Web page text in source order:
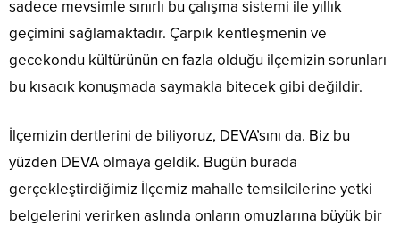
sadece mevsimle sınırlı bu çalışma sistemi ile yıllık
geçimini sağlamaktadır. Çarpık kentleşmenin ve
gecekondu kültürünün en fazla olduğu ilçemizin sorunları
bu kısacık konuşmada saymakla bitecek gibi değildir.
İlçemizin dertlerini de biliyoruz, DEVA’sını da. Biz bu
yüzden DEVA olmaya geldik. Bugün burada
gerçekleştirdiğimiz İlçemiz mahalle temsilcilerine yetki
belgelerini verirken aslında onların omuzlarına büyük bir